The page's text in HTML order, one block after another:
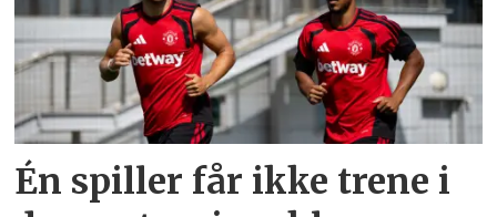
Én spiller får ikke trene i